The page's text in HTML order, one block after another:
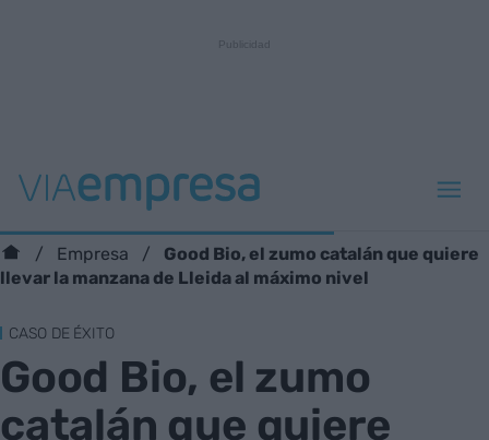
Empresa
Good Bio, el zumo catalán que quiere
llevar la manzana de Lleida al máximo nivel
CASO DE ÉXITO
Good Bio, el zumo
catalán que quiere